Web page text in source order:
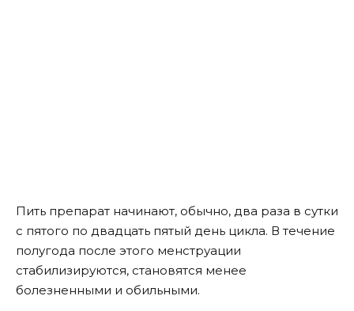
Пить препарат начинают, обычно, два раза в сутки
с пятого по двадцать пятый день цикла. В течение
полугода после этого менструации
стабилизируются, становятся менее
болезненными и обильными.